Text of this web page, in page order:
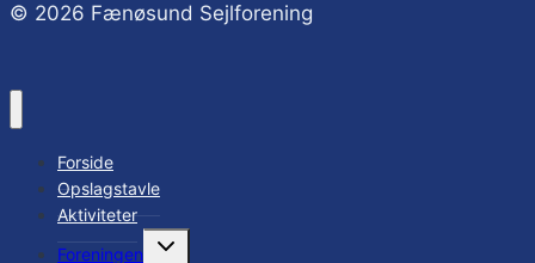
© 2026 Fænøsund Sejlforening
Forside
Opslagstavle
Aktiviteter
Foreningen
Skift
undermenu